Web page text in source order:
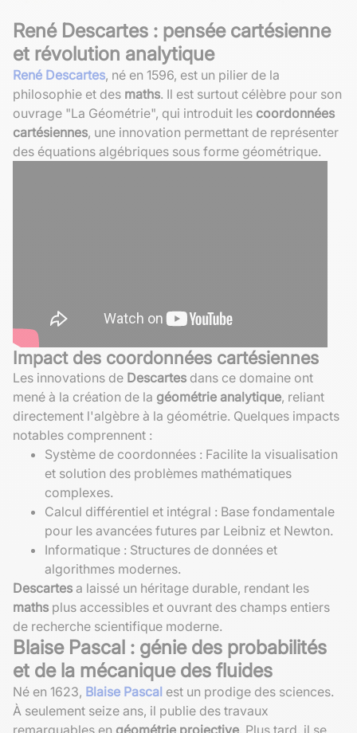
René Descartes : pensée cartésienne
et révolution analytique
René Descartes, né en 1596, est un pilier de la
philosophie et des maths. Il est surtout célèbre pour son
ouvrage "La Géométrie", qui introduit les coordonnées
cartésiennes, une innovation permettant de représenter
des équations algébriques sous forme géométrique.
Impact des coordonnées cartésiennes
Les innovations de Descartes dans ce domaine ont
mené à la création de la géométrie analytique, reliant
directement l'algèbre à la géométrie. Quelques impacts
notables comprennent :
Système de coordonnées : Facilite la visualisation
et solution des problèmes mathématiques
complexes.
Calcul différentiel et intégral : Base fondamentale
pour les avancées futures par Leibniz et Newton.
Informatique : Structures de données et
algorithmes modernes.
Descartes a laissé un héritage durable, rendant les
maths plus accessibles et ouvrant des champs entiers
de recherche scientifique moderne.
Blaise Pascal : génie des probabilités
et de la mécanique des fluides
Né en 1623, Blaise Pascal est un prodige des sciences.
À seulement seize ans, il publie des travaux
remarquables en géométrie projective. Plus tard, il se